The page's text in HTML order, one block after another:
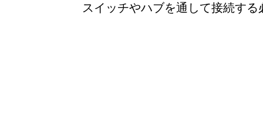
スイッチやハブを通して接続す